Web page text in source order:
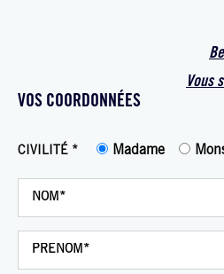
Vous
VOS COORDONNÉES
CIVILITÉ * Madame